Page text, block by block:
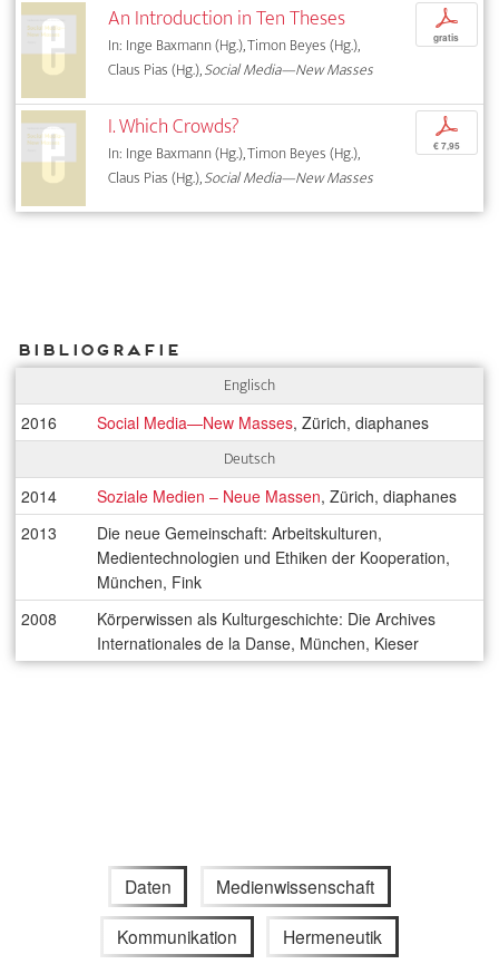
An Introduction in Ten Theses
In: Inge Baxmann (Hg.), Timon Beyes (Hg.),
Claus Pias (Hg.),Social Media—New Masses
p
gratis
I. Which Crowds?
In: Inge Baxmann (Hg.), Timon Beyes (Hg.),
Claus Pias (Hg.),Social Media—New Masses
p
€ 7,95
Bibliografie
Englisch
2016 Social Media—New Masses, Zürich, diaphanes
Deutsch
2014 Soziale Medien – Neue Massen, Zürich, diaphanes
2013
Die neue Gemeinschaft: Arbeitskulturen,
Medientechnologien und Ethiken der Kooperation,
München, Fink
2008
Körperwissen als Kulturgeschichte: Die Archives
Internationales de la Danse, München, Kieser
Daten Medienwissenschaft
Kommunikation Hermeneutik